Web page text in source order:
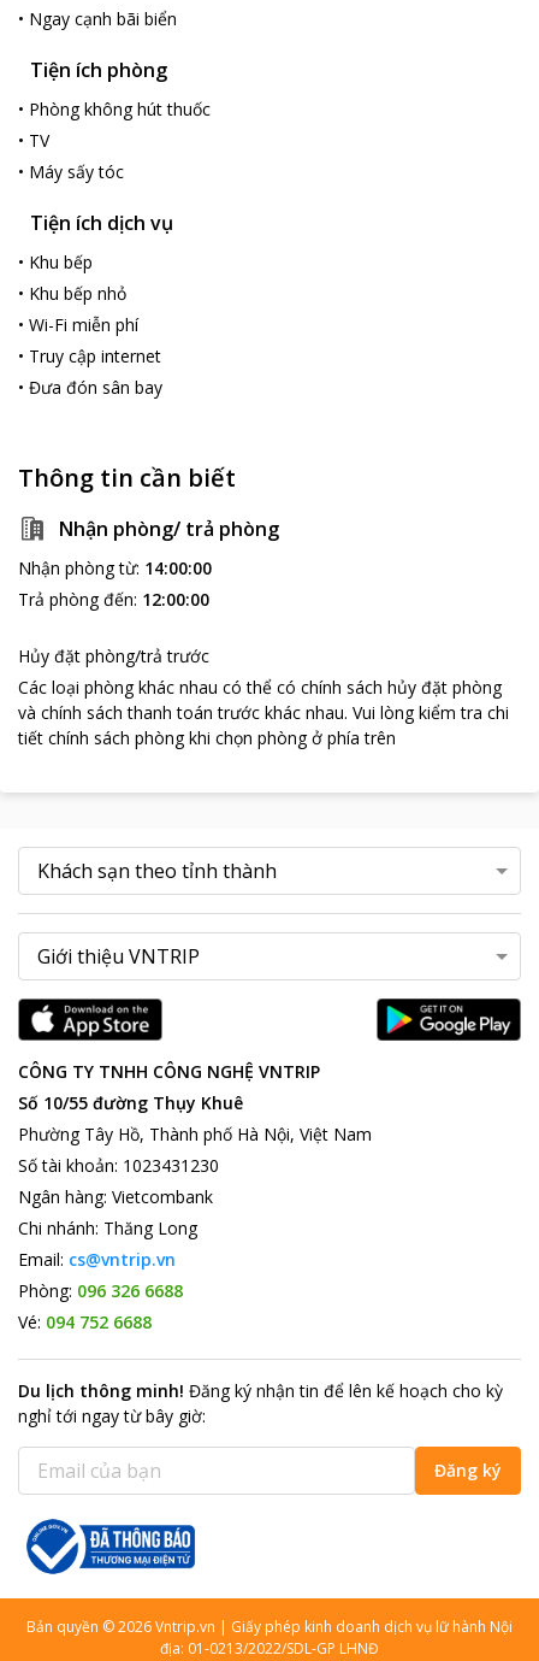
• Ngay cạnh bãi biển
Tiện ích phòng
• Phòng không hút thuốc
• TV
• Máy sấy tóc
Tiện ích dịch vụ
• Khu bếp
• Khu bếp nhỏ
• Wi-Fi miễn phí
• Truy cập internet
• Đưa đón sân bay
Thông tin cần biết
Nhận phòng/ trả phòng
Nhận phòng từ: 14:00:00
Trả phòng đến: 12:00:00
Hủy đặt phòng/trả trước
Các loại phòng khác nhau có thể có chính sách hủy đặt phòng
và chính sách thanh toán trước khác nhau. Vui lòng kiểm tra chi
tiết chính sách phòng khi chọn phòng ở phía trên
CÔNG TY TNHH CÔNG NGHỆ VNTRIP
Số 10/55 đường Thụy Khuê
Phường Tây Hồ, Thành phố Hà Nội, Việt Nam
Số tài khoản: 1023431230
Ngân hàng: Vietcombank
Chi nhánh: Thăng Long
Email: cs@vntrip.vn
Phòng: 096 326 6688
Vé: 094 752 6688
Du lịch thông minh! Đăng ký nhận tin để lên kế hoạch cho kỳ
nghỉ tới ngay từ bây giờ:
Đăng ký
Bản quyền ©2026Vntrip.vn | Giấy phép kinh doanh dịch vụ lữ hành Nội
địa: 01-0213/2022/SDL-GP LHNĐ